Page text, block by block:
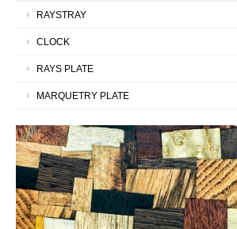
RAYSTRAY
CLOCK
RAYS PLATE
MARQUETRY PLATE